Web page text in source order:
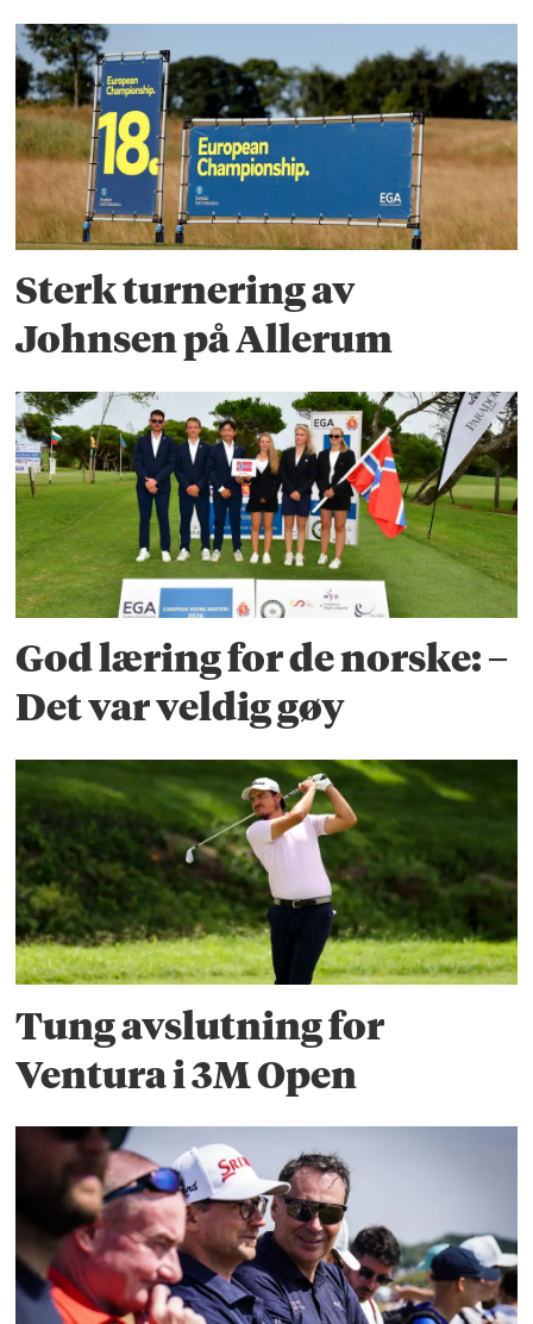
Sterk turnering av
Johnsen på Allerum
God læring for de norske: –
Det var veldig gøy
Tung avslutning for
Ventura i 3M Open